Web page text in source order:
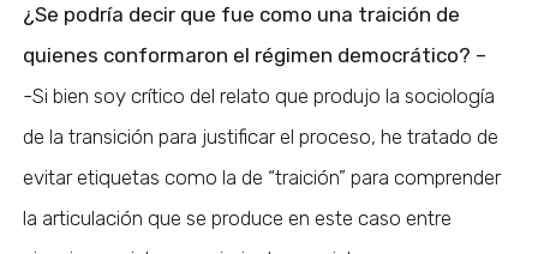
¿Se podría decir que fue como una traición de
quienes conformaron el régimen democrático? –
-Si bien soy crítico del relato que produjo la sociología
de la transición para justificar el proceso, he tratado de
evitar etiquetas como la de “traición” para comprender
la articulación que se produce en este caso entre